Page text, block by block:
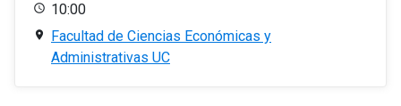
10:00
Facultad de Ciencias Económicas y
Administrativas UC